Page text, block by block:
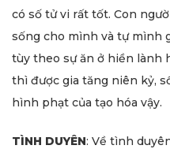
có số tử vi rất tốt. Con
sống cho mình và tự mình
tùy theo sự ăn ở hiền lành
thì được gia tăng niên kỷ,
hình phạt của tạo hóa vậy.
TÌNH DUYÊN: Về tình